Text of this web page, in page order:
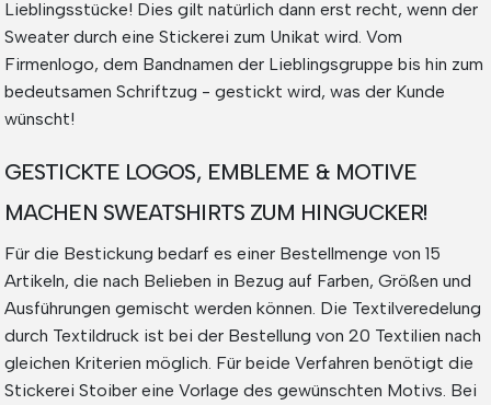
Lieblingsstücke! Dies gilt natürlich dann erst recht, wenn der
Sweater durch eine Stickerei zum Unikat wird. Vom
Firmenlogo, dem Bandnamen der Lieblingsgruppe bis hin zum
bedeutsamen Schriftzug - gestickt wird, was der Kunde
wünscht!
GESTICKTE LOGOS, EMBLEME & MOTIVE
MACHEN SWEATSHIRTS ZUM HINGUCKER!
Für die Bestickung bedarf es einer Bestellmenge von 15
Artikeln, die nach Belieben in Bezug auf Farben, Größen und
Ausführungen gemischt werden können. Die Textilveredelung
durch Textildruck ist bei der Bestellung von 20 Textilien nach
gleichen Kriterien möglich. Für beide Verfahren benötigt die
Stickerei Stoiber eine Vorlage des gewünschten Motivs. Bei